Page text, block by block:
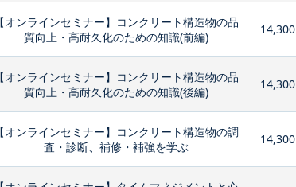
【オンラインセミナー】コンクリート構造物の品
質向上・高耐久化のための知識(前編)
14,300
【オンラインセミナー】コンクリート構造物の品
質向上・高耐久化のための知識(後編)
14,300
【オンラインセミナー】コンクリート構造物の調
査・診断、補修・補強を学ぶ
14,300